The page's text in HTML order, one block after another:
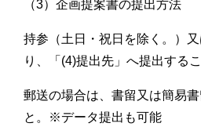
（3）企画提案書の提出方法
持参（土日・祝日を除く。）
り、「(4)提出先」へ提出するこ
郵送の場合は、書留又は簡易
と。※データ提出も可能